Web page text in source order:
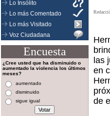
Lo Insólito
Lo más Comentado
Lo más Visitado
Voz Ciudadana
Encuesta
¿Cree usted que ha disminuido o
aumentado la violencia los últimos
meses?
aumentado
disminuido
sigue igual
las
en
de